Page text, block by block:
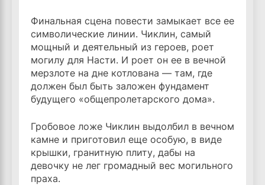
Финальная сцена повести замыкает все ее
символические линии. Чиклин, самый
мощный и деятельный из героев, роет
могилу для Насти. И роет он ее в вечной
мерзлоте на дне котлована — там, где
должен был быть заложен фундамент
будущего «общепролетарского дома».
Гробовое ложе Чиклин выдолбил в вечном
камне и приготовил еще особую, в виде
крышки, гранитную плиту, дабы на
девочку не лег громадный вес могильного
праха.